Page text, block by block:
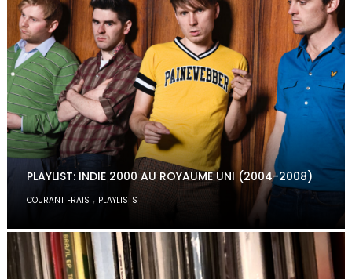
PLAYLIST: INDIE 2000 AU ROYAUME UNI (2004-2008)
COURANT FRAIS , PLAYLISTS